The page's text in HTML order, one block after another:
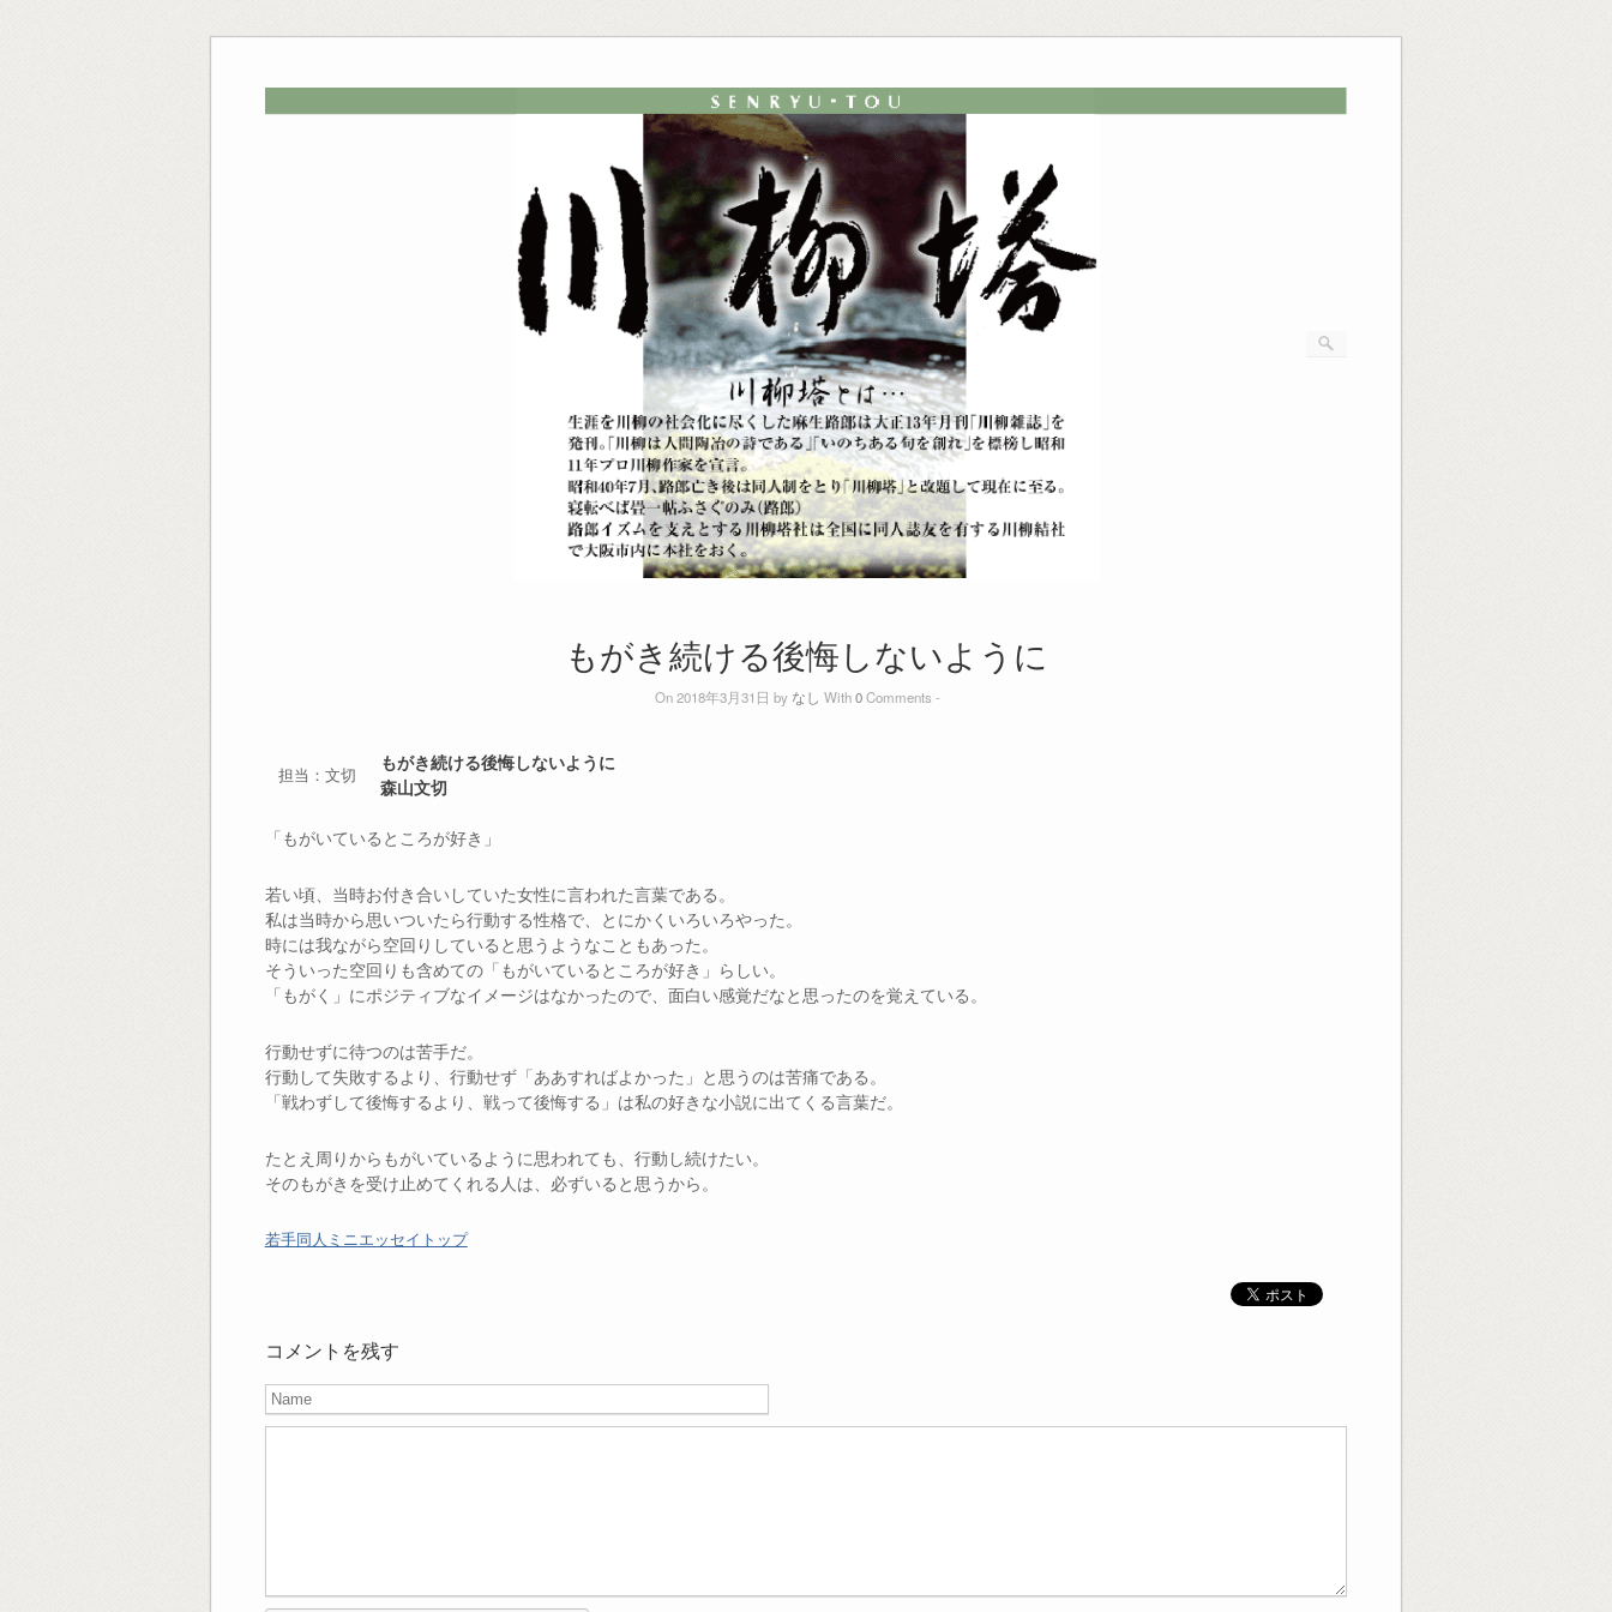
もがき続ける後悔しないように
On 2018年3月31日 by なし With0Comments -
担当：文切
もがき続ける後悔しないように
森山文切
「もがいているところが好き」
若い頃、当時お付き合いしていた女性に言われた言葉である。
私は当時から思いついたら行動する性格で、とにかくいろいろやった。
時には我ながら空回りしていると思うようなこともあった。
そういった空回りも含めての「もがいているところが好き」らしい。
「もがく」にポジティブなイメージはなかったので、面白い感覚だなと思ったのを覚えている。
行動せずに待つのは苦手だ。
行動して失敗するより、行動せず「ああすればよかった」と思うのは苦痛である。
「戦わずして後悔するより、戦って後悔する」は私の好きな小説に出てくる言葉だ。
たとえ周りからもがいているように思われても、行動し続けたい。
そのもがきを受け止めてくれる人は、必ずいると思うから。
若手同人ミニエッセイトップ
コメントを残す